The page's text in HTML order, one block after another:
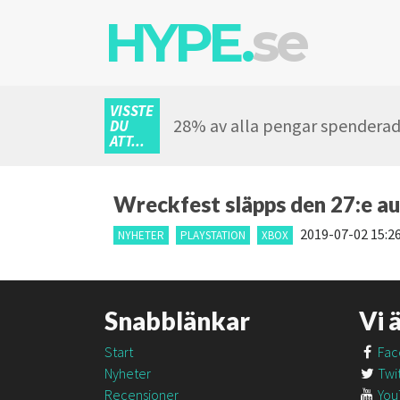
HYPE.se
VISSTE
DU
ATT...
28% av alla pengar
Wreckfest släpps den 27:e
NYHETER PLAYSTATION XBOX 2019-07-02 15:26
Snabblänkar
Start
Nyheter
Recensioner
Vi